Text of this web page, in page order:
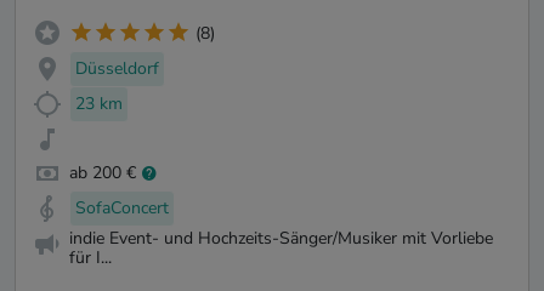
(8)
Düsseldorf
23 km
ab 200 €
SofaConcert
indie Event- und Hochzeits-Sänger/Musiker mit Vorliebe
für I...